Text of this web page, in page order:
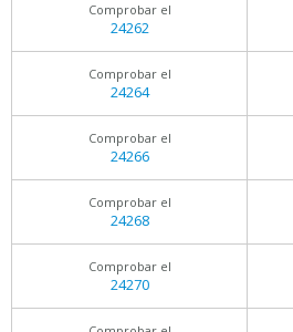
Comprobar el
24262
Comprobar el
24264
Comprobar el
24266
Comprobar el
24268
Comprobar el
24270